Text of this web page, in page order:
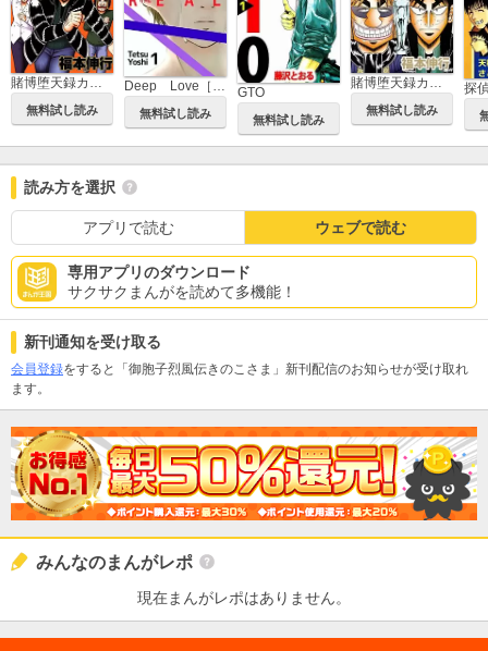
賭博堕天録カイジ 24億脱出編
無料試し読み
Deep Love［REAL]
無料試し読み
GTO
無料試し読み
賭博堕天録カイジ ワン・ポーカー編
無料試し読み
探
読み方を選択
アプリで読む ウェブで読む
専用アプリのダウンロード
サクサクまんがを読めて多機能！
新刊通知を受け取る
会員登録をすると「御胞子烈風伝きのこさま」新刊配信のお知らせが受け取れ
ます。
みんなのまんがレポ
現在まんがレポはありません。